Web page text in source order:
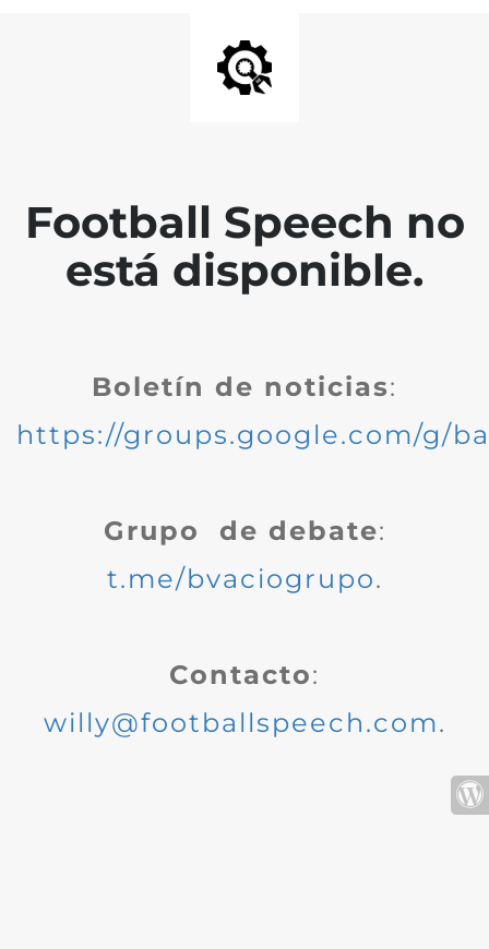
Football Speech no
está disponible.
Boletín de noticias:
https://groups.google.com/g/
Grupo de debate:
t.me/bvaciogrupo.
Contacto:
willy@footballspeech.com.